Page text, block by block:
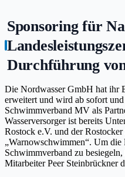
Sponsoring für
Durchführung
Die Nordwasser GmbH hat ihr
erweitert und wird ab sofort
Schwimmverband MV als
Wasserversorger ist bereits
Rostock e.V. und der
„Warnowschwimmen“. Um die
Schwimmverband zu
Mitarbeiter Peer Steinbrückner